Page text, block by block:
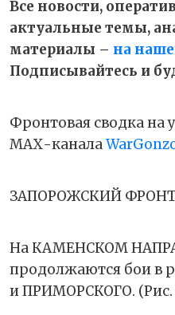
Все новости,
актуальные темы,
материалы – на
Подписывайтесь и
Фронтовая сводка на
МАХ-канала
ЗАПОРОЖСКИЙ
На КАМЕНСКОМ
продолжаются бои в
и ПРИМОРСКОГО. (Рис.